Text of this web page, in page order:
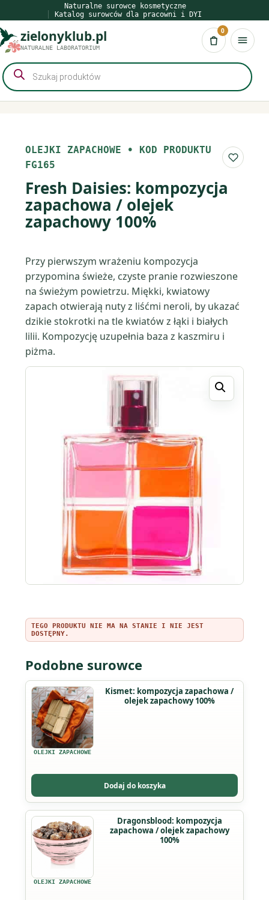
do
treści
Naturalne surowce kosmetyczne
Katalog surowców dla pracowni i DYI
zielonyklub.pl
NATURALNE LABORATORIUM Koszyk
0
Wyszukiwarka
produktów
OLEJKI ZAPACHOWE • KOD PRODUKTU
FG165
Do
Fresh Daisies: kompozycja
zapachowa / olejek
zapachowy 100%
Przy pierwszym wrażeniu kompozycja
przypomina świeże, czyste pranie rozwieszone
na świeżym powietrzu. Miękki, kwiatowy
zapach otwierają nuty z liśćmi neroli, by ukazać
dzikie stokrotki na tle kwiatów z łąki i białych
lilii. Kompozycję uzupełnia baza z kaszmiru i
piżma.
TEGO PRODUKTU NIE MA NA STANIE I NIE JEST
DOSTĘPNY.
Podobne surowce
OLEJKI ZAPACHOWE
Kismet: kompozycja zapachowa /
olejek zapachowy 100%
Dodaj do koszyka
Ten
produkt
ma
wiele
wariantów.
można
wybrać
na
stronie
produktu
OLEJKI ZAPACHOWE
Dragonsblood: kompozycja
zapachowa / olejek zapachowy
100%
Ten
produkt
ma
wariantów.